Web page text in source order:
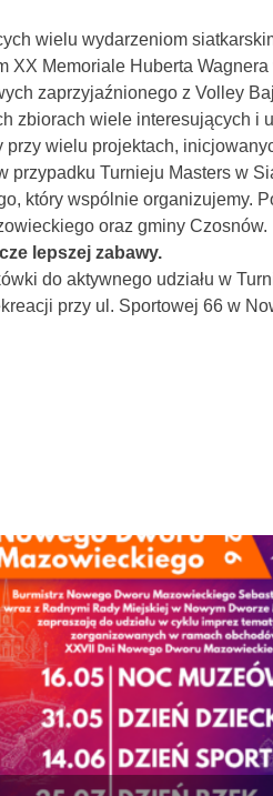
wielu wydarzeniom
XX Memoriale Huberta
zaprzyjaźnionego z Volley
zbiorach wiele interesujących i
przy wielu projektach,
przypadku Turnieju Masters w
który wspólnie organizujemy.
oraz gminy Czosnów.
lepszej zabawy.
do aktywnego udziału w
przy ul. Sportowej 66 w